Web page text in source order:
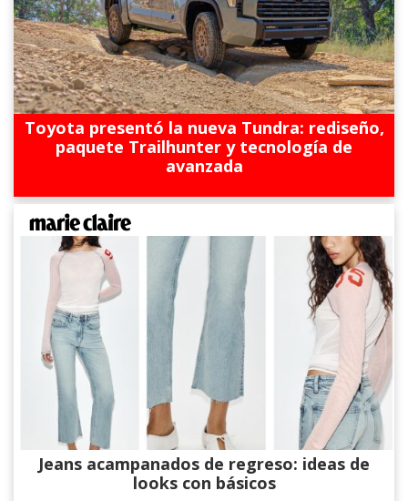
Toyota presentó la nueva Tundra: rediseño,
paquete Trailhunter y tecnología de
avanzada
Jeans acampanados de regreso: ideas de
looks con básicos